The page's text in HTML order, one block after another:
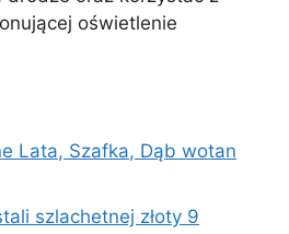
oświetlenie
Lata, Szafka, Dąb wotan
szlachetnej złoty 9